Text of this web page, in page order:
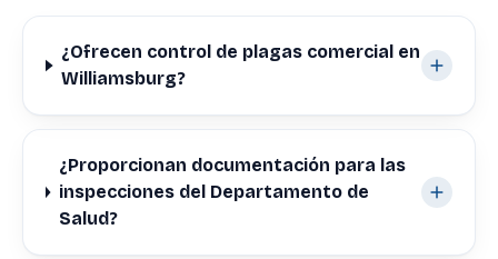
¿Ofrecen control de plagas comercial en
Williamsburg?
¿Proporcionan documentación para las
inspecciones del Departamento de
Salud?